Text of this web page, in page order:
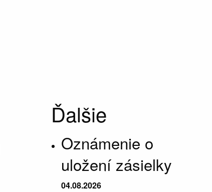
Ďalšie
Oznámenie o
uložení zásielky
04.08.2026